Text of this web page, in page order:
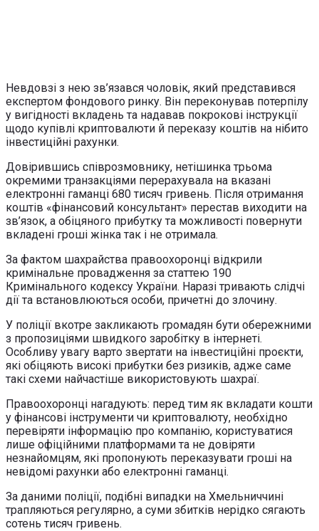
Невдовзі з нею зв’язався чоловік, який представився
експертом фондового ринку. Він переконував потерпілу
у вигідності вкладень та надавав покрокові інструкції
щодо купівлі криптовалюти й переказу коштів на нібито
інвестиційні рахунки.
Довірившись співрозмовнику, нетішинка трьома
окремими транзакціями перерахувала на вказані
електронні гаманці 680 тисяч гривень. Після отримання
коштів «фінансовий консультант» перестав виходити на
зв’язок, а обіцяного прибутку та можливості повернути
вкладені гроші жінка так і не отримала.
За фактом шахрайства правоохоронці відкрили
кримінальне провадження за статтею 190
Кримінального кодексу України. Наразі тривають слідчі
дії та встановлюються особи, причетні до злочину.
У поліції вкотре закликають громадян бути обережними
з пропозиціями швидкого заробітку в інтернеті.
Особливу увагу варто звертати на інвестиційні проєкти,
які обіцяють високі прибутки без ризиків, адже саме
такі схеми найчастіше використовують шахраї.
Правоохоронці нагадують: перед тим як вкладати кошти
у фінансові інструменти чи криптовалюту, необхідно
перевіряти інформацію про компанію, користуватися
лише офіційними платформами та не довіряти
незнайомцям, які пропонують переказувати гроші на
невідомі рахунки або електронні гаманці.
За даними поліції, подібні випадки на Хмельниччині
трапляються регулярно, а суми збитків нерідко сягають
сотень тисяч гривень.